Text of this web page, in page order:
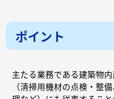
ポイント
主たる業務である建築物
（清掃用機材の点検・整